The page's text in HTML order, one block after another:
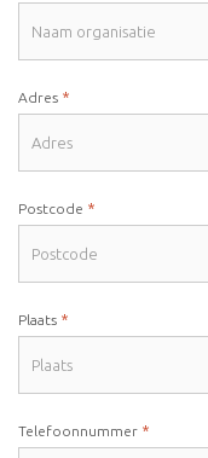
Adres *
Postcode *
Plaats *
Telefoonnummer *